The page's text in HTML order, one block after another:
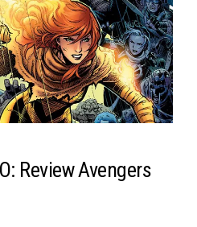
Review Avengers